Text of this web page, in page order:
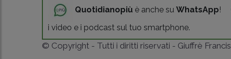
Quotidianopiù è anche suWhatsApp!
i video e i podcast sul tuo smartphone.
© Copyright - Tutti i diritti riservati - Giuffrè